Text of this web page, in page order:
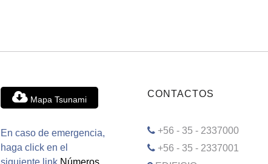
Mapa Tsunami
En caso de emergencia,
haga click en el
CONTACTOS
+56 - 35 - 2337000
+56 - 35 - 2337001